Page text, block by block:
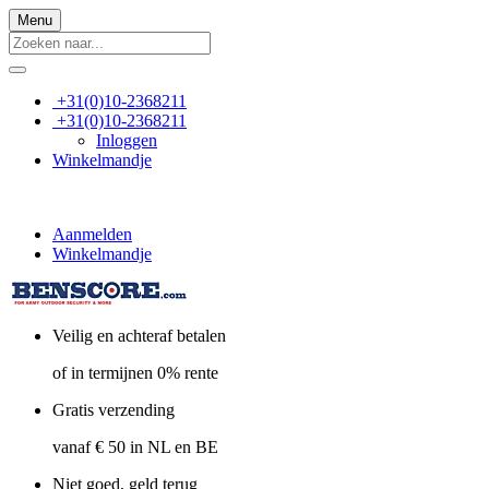
Menu
+31(0)10-2368211
+31(0)10-2368211
Inloggen
Winkelmandje
Aanmelden
Winkelmandje
Veilig en achteraf betalen
of in termijnen 0% rente
Gratis verzending
vanaf € 50 in NL en BE
Niet goed, geld terug